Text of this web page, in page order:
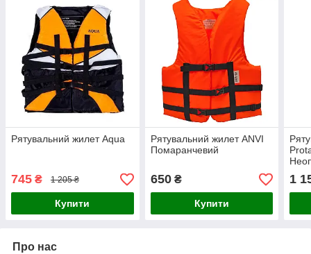
Рятувальний жилет Aqua
745 ₴ 1 205 ₴
Купити
Рятувальний жилет ANVI
Помаранчевий
650₴
Купити
1
Про нас